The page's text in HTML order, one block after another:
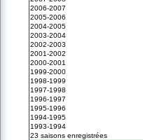
2006-2007
2005-2006
2004-2005
2003-2004
2002-2003
2001-2002
2000-2001
1999-2000
1998-1999
1997-1998
1996-1997
1995-1996
1994-1995
1993-1994
23 saisons enregistrées